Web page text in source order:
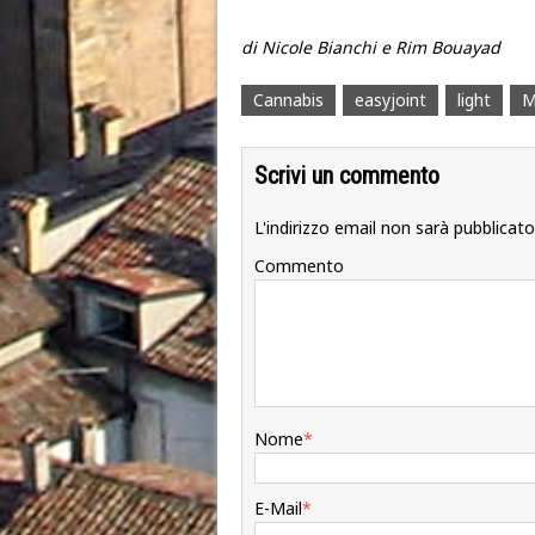
di Nicole Bianchi e Rim Bouayad
Cannabis easyjoint light
Scrivi un commento
L'indirizzo email non sarà
Commento
Nome*
E-Mail*